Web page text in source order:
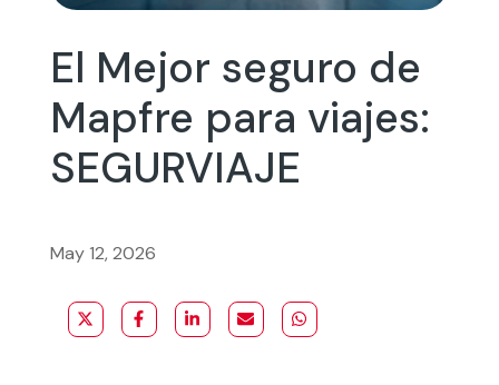
El Mejor seguro de
Mapfre para viajes:
SEGURVIAJE
May 12, 2026